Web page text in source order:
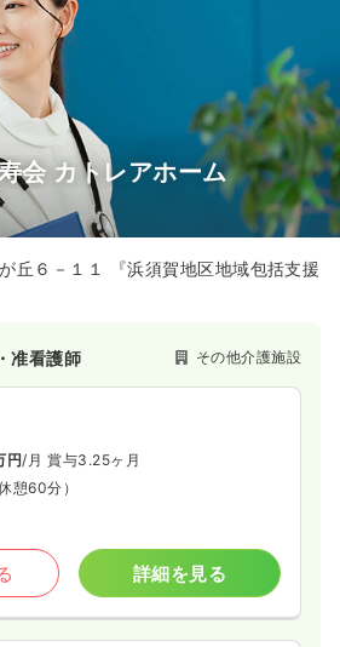
会 カトレアホーム
丘６－１１ 『浜須賀地区地域包括支援
准看護師 その他介護施設
円/月 賞与3.25ヶ月
休憩60分）
詳細を見る